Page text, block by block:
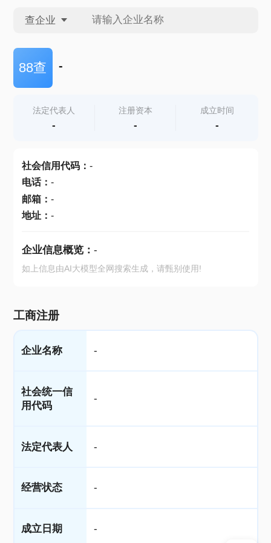
查企业
查企业
查产地
88查 -
法定代表人
-
注册资本
-
成立时间
-
社会信用代码： -
电话： -
邮箱： -
地址： -
企业信息概览： -
如上信息由AI大模型全网搜索生成，请甄别使用!
工商注册
企业名称 -
社会统一信
用代码
-
法定代表人 -
经营状态 -
成立日期 -